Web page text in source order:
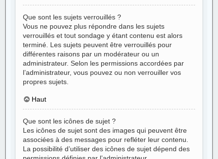
Que sont les sujets verrouillés ?
Vous ne pouvez plus répondre dans les sujets
verrouillés et tout sondage y étant contenu est alors
terminé. Les sujets peuvent être verrouillés pour
différentes raisons par un modérateur ou un
administrateur. Selon les permissions accordées par
l’administrateur, vous pouvez ou non verrouiller vos
propres sujets.
Haut
Que sont les icônes de sujet ?
Les icônes de sujet sont des images qui peuvent être
associées à des messages pour refléter leur contenu.
La possibilité d’utiliser des icônes de sujet dépend des